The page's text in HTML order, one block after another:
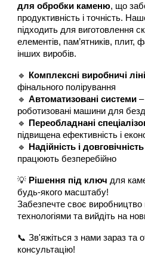
для обробки каменю, що
продуктивність і точність.
підходить для виготовлення
елементів, пам’ятників, плит,
інших виробів.
🔹 Комплексні виробничі
фінального полірування
🔹Автоматизовані системи –
роботизовані машини для
🔹 Переобладнані
підвищена ефективність і
🔹 Надійність і довговічність
працюють безперебійно
💡 Рішення під ключ для
будь-якого масштабу!
Забезпечте своє
технологіями та вийдіть на
📞 Зв'яжіться з нами зараз та
консультацію!